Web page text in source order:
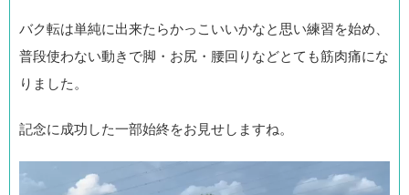
バク転は単純に出来たらかっこいいかなと思い練習を始め、
普段使わない動きで脚・お尻・腰回りなどとても筋肉痛にな
りました。
記念に成功した一部始終をお見せしますね。
動